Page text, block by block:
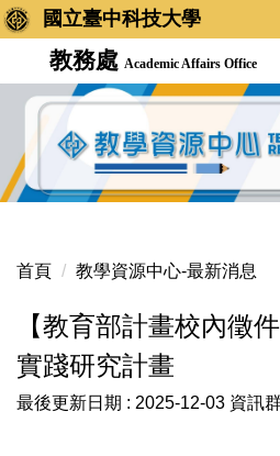
國立臺中科技大學
教務處 Academic Affairs Office
首頁 教學資源中心-最新消息
【教育部計畫校內徵
實踐研究計畫
最後更新日期 : 2025-12-03 資訊